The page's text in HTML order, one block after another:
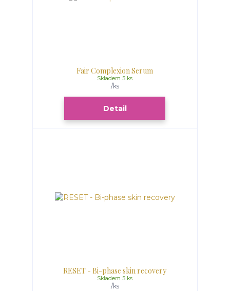
Fair Complexion Serum
/ks
Skladem 5 ks
Detail
RESET - Bi-phase skin recovery
/ks
Skladem 5 ks